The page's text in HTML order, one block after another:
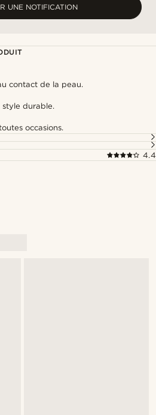
UNE NOTIFICATION
contact de la peau.
durable.
occasions.
4.4